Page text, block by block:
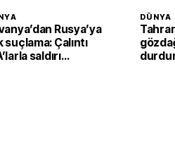
Rusya’ya
suçlama: Çalıntı
saldırı
DÜNYA